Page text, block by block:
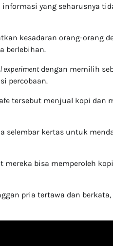
yang seharusnya
kesadaran orang-orang
berlebihan.
experimentdengan memilih
percobaan.
tersebut menjual kopi dan
selembar kertas untuk
bisa memperoleh
pria tertawa dan